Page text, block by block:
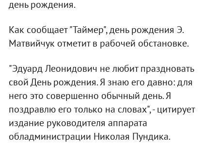
день рождения.
Как сообщает "Таймер", день рождения Э.
Матвийчук отметит в рабочей обстановке.
"Эдуард Леонидович не любит праздновать
свой День рождения. Я знаю его давно: для
него это совершенно обычный день. Я
поздравлю его только на словах", - цитирует
издание руководителя аппарата
обладминистрации Николая Пундика.